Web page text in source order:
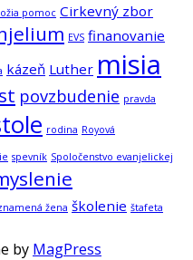
pomoc Cirkevný zbor
EVS finanovanie
kázeň Luther misia
povzbudenie pravda
rodina Royová
spevník Spoločenstvo evanjelickej
žena školenie štafeta
by MagPress